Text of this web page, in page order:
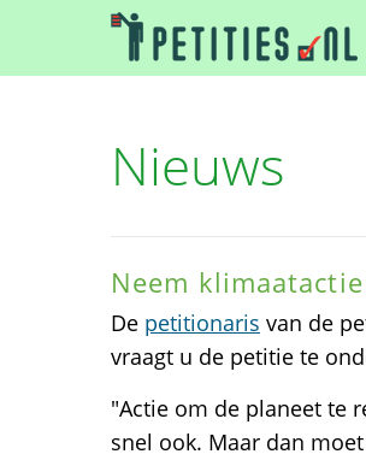
Nieuws
Neem
De petitionaris van de
vraagt u de petitie te
"Actie om de planeet te
snel ook. Maar dan